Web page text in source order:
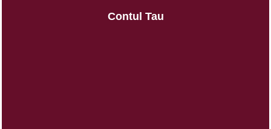
Contul Tau